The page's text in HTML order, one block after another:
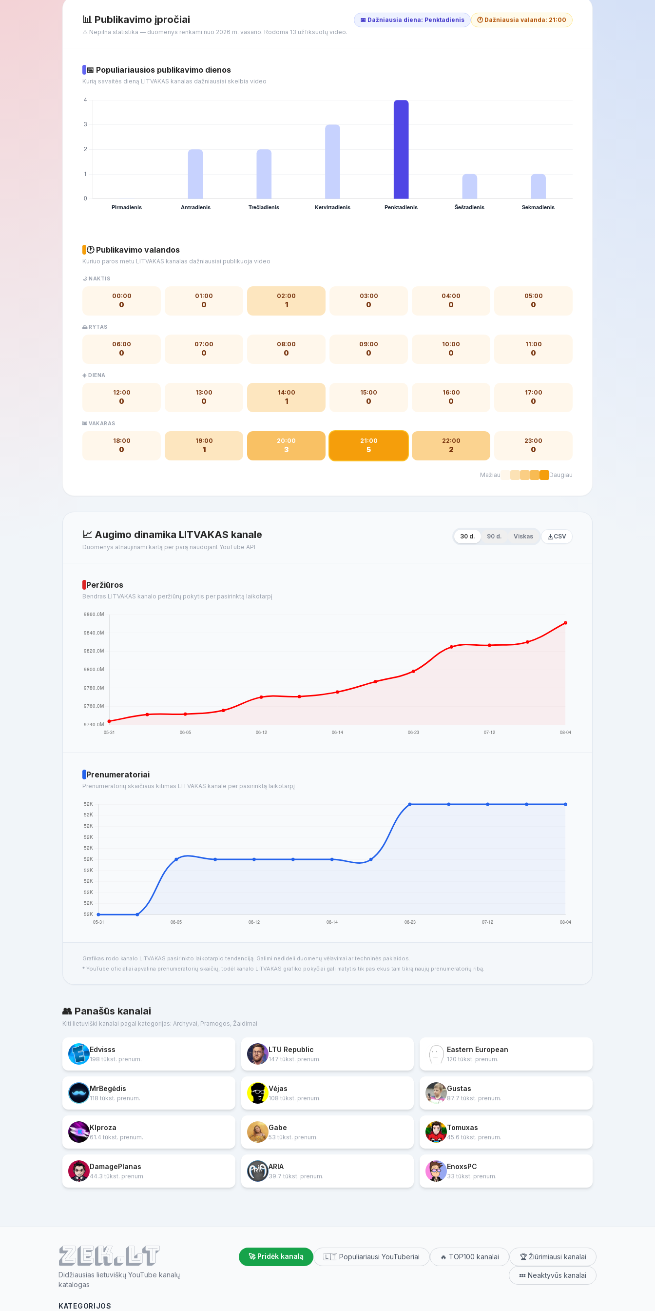
📊 Publikavimo įpročiai
⚠️ Nepilna statistika — duomenys renkami nuo 2026 m. vasario. Rodoma 13 užfiksuotų video.
📅 Dažniausia diena: Penktadienis 🕐 Dažniausia valanda: 21:00
📅 Populiariausios publikavimo dienos
Kurią savaitės dieną LITVAKAS kanalas dažniausiai skelbia video
🕐 Publikavimo valandos
Kuriuo paros metu LITVAKAS kanalas dažniausiai publikuoja video
🌙 NAKTIS
00:00
0
01:00
0
02:00
1
03:00
0
04:00
0
05:00
0
🌅 RYTAS
06:00
0
07:00
0
08:00
0
09:00
0
10:00
0
11:00
0
☀️ DIENA
12:00
0
13:00
0
14:00
1
15:00
0
16:00
0
17:00
0
🌆 VAKARAS
18:00
0
19:00
1
20:00
3
21:00
5
22:00
2
23:00
0
Mažiau Daugiau
📈 Augimo dinamika LITVAKAS kanale
Duomenys atnaujinami kartą per parą naudojant YouTube API
30 d. 90 d. Viskas CSV
Peržiūros
Bendras LITVAKAS kanalo peržiūrų pokytis per pasirinktą laikotarpį
Prenumeratoriai
Prenumeratorių skaičiaus kitimas LITVAKAS kanale per pasirinktą laikotarpį
Grafikas rodo kanalo LITVAKAS pasirinkto laikotarpio tendenciją. Galimi nedideli duomenų vėlavimai ar techninės paklaidos.
* YouTube oficialiai apvalina prenumeratorių skaičių, todėl kanalo LITVAKAS grafiko pokyčiai gali matytis tik pasiekus tam tikrą naujų prenumeratorių ribą.
👥 Panašūs kanalai
Kiti lietuviški kanalai pagal kategorijas: Archyvai, Pramogos, Žaidimai
Edvisss
198 tūkst. prenum.
LTU Republic
147 tūkst. prenum.
Eastern European
120 tūkst. prenum.
MrBegėdis
118 tūkst. prenum.
Vėjas
108 tūkst. prenum.
Gustas
87.7 tūkst. prenum.
Klproza
61.4 tūkst. prenum.
Gabe
53 tūkst. prenum.
Tomuxas
45.6 tūkst. prenum.
DamagePlanas
44.3 tūkst. prenum.
ARIA
39.7 tūkst. prenum.
EnoxsPC
33 tūkst. prenum.
ZEK.lt
Didžiausias lietuviškų YouTube kanalų
katalogas
🚀 Pridėk kanalą 🇱🇹 Populiariausi YouTuberiai 🔥 TOP100 kanalai 🏆 Žiūrimiausi kanalai
💤 Neaktyvūs kanalai
KATEGORIJOS